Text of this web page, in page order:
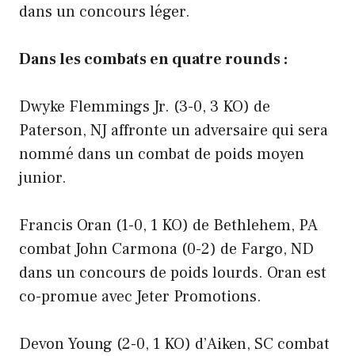
dans un concours léger.
Dans les combats en quatre rounds :
Dwyke Flemmings Jr. (3-0, 3 KO) de
Paterson, NJ affronte un adversaire qui sera
nommé dans un combat de poids moyen
junior.
Francis Oran (1-0, 1 KO) de Bethlehem, PA
combat John Carmona (0-2) de Fargo, ND
dans un concours de poids lourds. Oran est
co-promue avec Jeter Promotions.
Devon Young (2-0, 1 KO) d’Aiken, SC combat